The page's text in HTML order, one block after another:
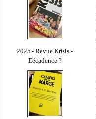
2025 - Revue Krisis -
Décadence ?